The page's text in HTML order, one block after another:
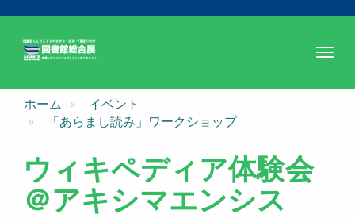
ー
用
メ
ニ
ュ
ー
ホーム
イベント
「あらまし読み」ワークショップ
ウィキペディア体験会
＠アキシマエンシス